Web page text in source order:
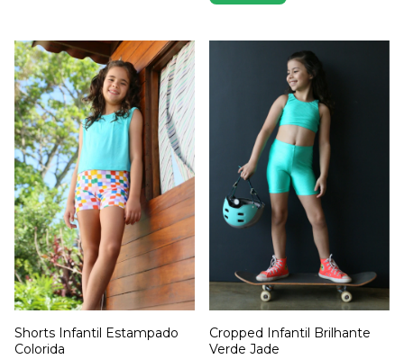
Shorts Infantil Estampado
Colorida
Cropped Infantil Brilhante
Verde Jade